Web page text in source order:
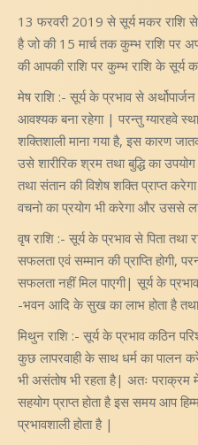
13 फरवरी 2019 से सूर्य मकर
है जो की 15 मार्च तक कुम्भ राशि पर
की आपकी राशि पर कुम्भ राशि के
मेष राशि :- सूर्य के प्रभाव से
आवश्यक बना रहेगा | परन्तु ग्यारहवे
शक्तिशाली माना गया है, इस कारण
उसे शारीरिक श्रम तथा बुद्धि का
तथा संतान की विशेष शक्ति प्राप्त
वचनो का प्रयोग भी करेगा और उससे
वृष राशि :- सूर्य के प्रभाव से पिता
सफलता एवं सम्मान की प्राप्ति होगी,
सफलता नहीं मिल पाएगी| सूर्य के
-भवन आदि के सुख का लाभ होता है तथा
मिथुन राशि :- सूर्य के प्रभाव कठिन
कुछ लापरवाही के साथ धर्म का पालन
भी असंतोष भी रहता है| अतः पराक्रम में
सहयोग प्राप्त होता है इस समय आप
प्रभावशाली होता है |